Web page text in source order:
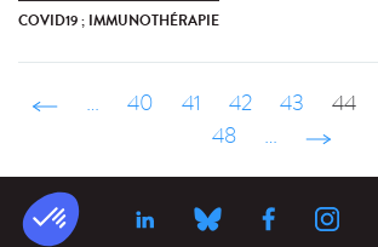
COVID19 ; IMMUNOTHÉRAPIE
‹ précédent
… 40 41 42 43 44
48
… suivant ›